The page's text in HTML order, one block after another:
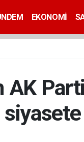
EKONOMİ
AK